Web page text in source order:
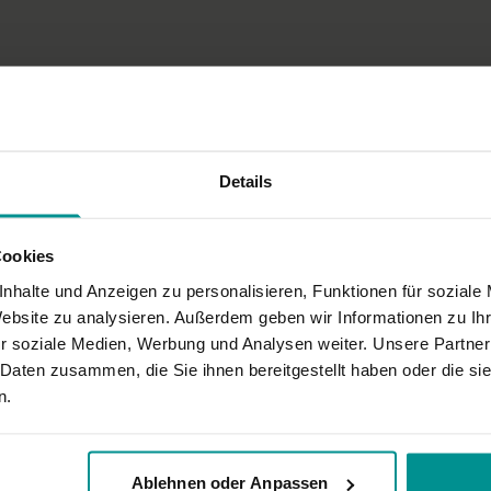
Details
und Anzeigen zu personalisieren, Funktionen für soziale
zu analysieren. Außerdem geben wir Informationen zu
soziale Medien, Werbung und Analysen weiter. Unsere
zusammen, die Sie ihnen bereitgestellt haben oder die
Ablehnen oder Anpassen
Hinduismus,